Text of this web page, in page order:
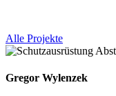
Alle Projekte
Gregor Wylenzek